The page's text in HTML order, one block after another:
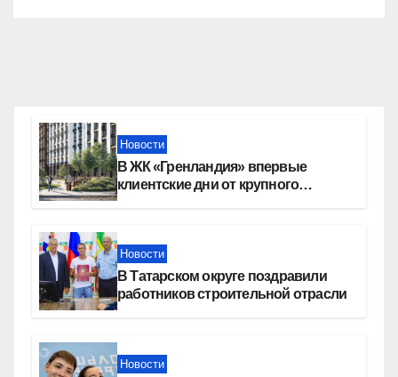
Новости
В ЖК «Гренландия» впервые
клиентские дни от крупного
Новости
В Татарском округе поздравили
работников строительной отрасли
Новости